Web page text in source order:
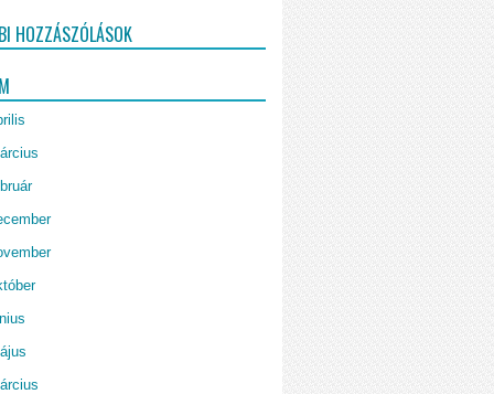
HOZZÁSZÓLÁSOK